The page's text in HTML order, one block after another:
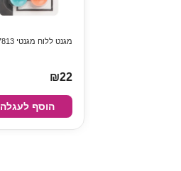
מגנט ללוח מגנטי Deli 7813
₪22
הוסף לעגלה